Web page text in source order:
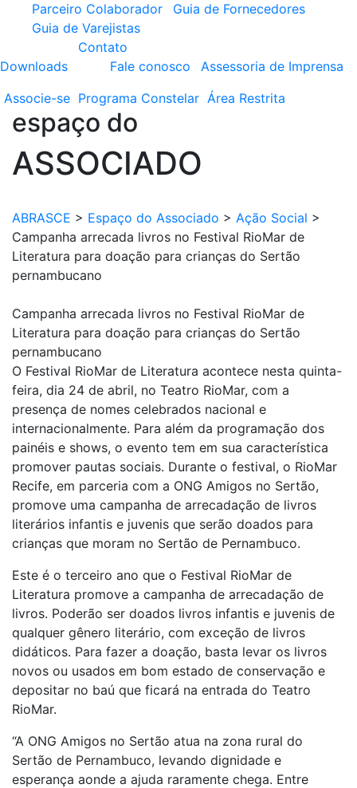
Parceiro Colaborador
Guia de Fornecedores
Guia de Varejistas
Downloads
Contato
Fale conosco
Assessoria de Imprensa
Associe-se Programa Constelar Área Restrita
espaço do
ASSOCIADO
ABRASCE > Espaço do Associado > Ação Social >
Campanha arrecada livros no Festival RioMar de
Literatura para doação para crianças do Sertão
pernambucano
Campanha arrecada livros no Festival RioMar de
Literatura para doação para crianças do Sertão
pernambucano
O Festival RioMar de Literatura acontece nesta quinta-
feira, dia 24 de abril, no Teatro RioMar, com a
presença de nomes celebrados nacional e
internacionalmente. Para além da programação dos
painéis e shows, o evento tem em sua característica
promover pautas sociais. Durante o festival, o RioMar
Recife, em parceria com a ONG Amigos no Sertão,
promove uma campanha de arrecadação de livros
literários infantis e juvenis que serão doados para
crianças que moram no Sertão de Pernambuco.
Este é o terceiro ano que o Festival RioMar de
Literatura promove a campanha de arrecadação de
livros. Poderão ser doados livros infantis e juvenis de
qualquer gênero literário, com exceção de livros
didáticos. Para fazer a doação, basta levar os livros
novos ou usados em bom estado de conservação e
depositar no baú que ficará na entrada do Teatro
RioMar.
“A ONG Amigos no Sertão atua na zona rural do
Sertão de Pernambuco, levando dignidade e
esperança aonde a ajuda raramente chega. Entre